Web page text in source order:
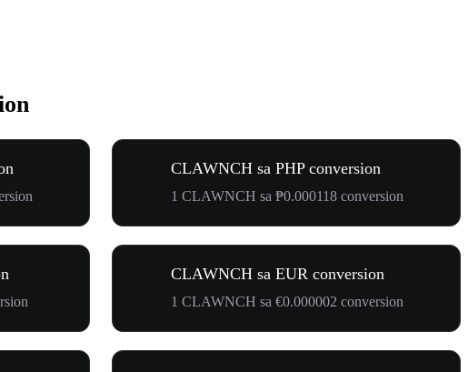
CLAWNCH sa PHP conversion
1 CLAWNCH sa ₱0.000118 conversion
CLAWNCH sa EUR conversion
1 CLAWNCH sa €0.000002 conversion